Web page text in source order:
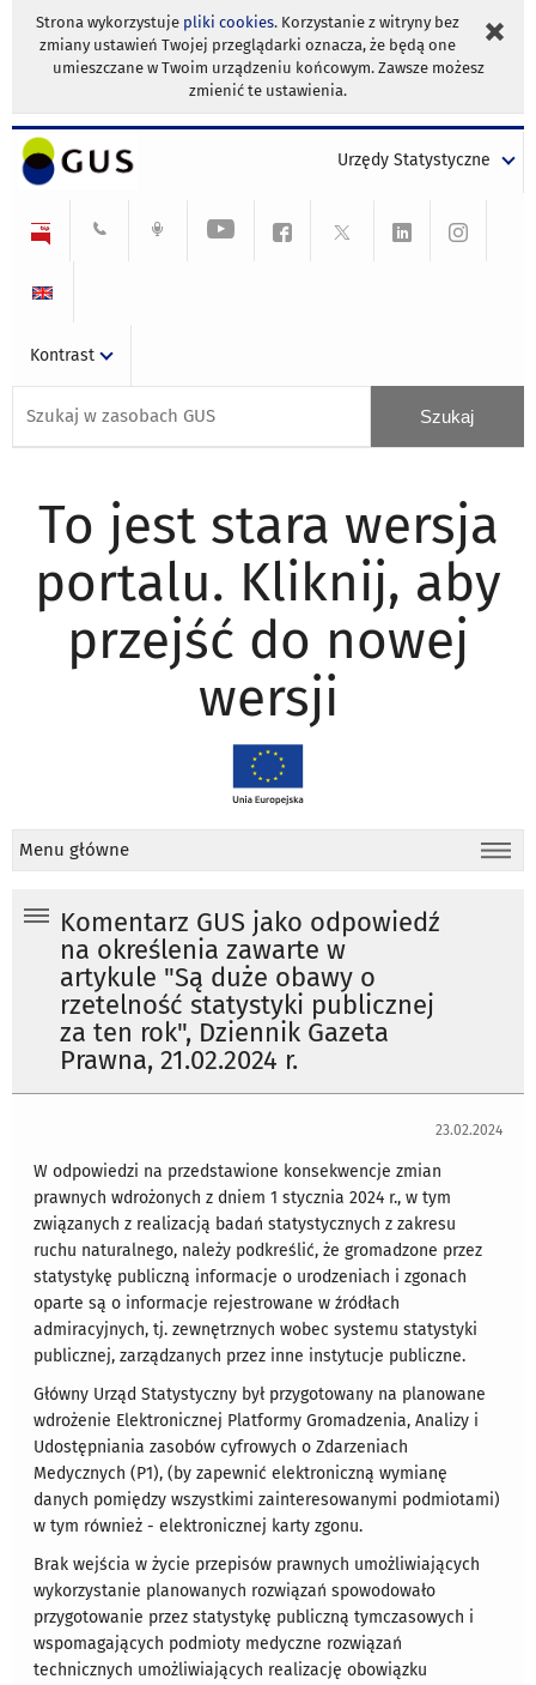
Strona wykorzystuje pliki cookies. Korzystanie z witryny bez
zmiany ustawień Twojej przeglądarki oznacza, że będą one
umieszczane w Twoim urządzeniu końcowym. Zawsze możesz
zmienić te ustawienia.
Urzędy Statystyczne
Kontrast
To jest stara wersja
portalu. Kliknij, aby
przejść do nowej
wersji
Menu główne
Komentarz GUS jako odpowiedź
na określenia zawarte w
artykule "Są duże obawy o
rzetelność statystyki publicznej
za ten rok", Dziennik Gazeta
Prawna, 21.02.2024 r.
23.02.2024
W odpowiedzi na przedstawione konsekwencje zmian
prawnych wdrożonych z dniem 1 stycznia 2024 r., w tym
związanych z realizacją badań statystycznych z zakresu
ruchu naturalnego, należy podkreślić, że gromadzone przez
statystykę publiczną informacje o urodzeniach i zgonach
oparte są o informacje rejestrowane w źródłach
admiracyjnych, tj. zewnętrznych wobec systemu statystyki
publicznej, zarządzanych przez inne instytucje publiczne.
Główny Urząd Statystyczny był przygotowany na planowane
wdrożenie Elektronicznej Platformy Gromadzenia, Analizy i
Udostępniania zasobów cyfrowych o Zdarzeniach
Medycznych (P1), (by zapewnić elektroniczną wymianę
danych pomiędzy wszystkimi zainteresowanymi podmiotami)
w tym również - elektronicznej karty zgonu.
Brak wejścia w życie przepisów prawnych umożliwiających
wykorzystanie planowanych rozwiązań spowodowało
przygotowanie przez statystykę publiczną tymczasowych i
wspomagających podmioty medyczne rozwiązań
technicznych umożliwiających realizację obowiązku